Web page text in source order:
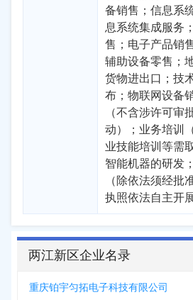
备销售；信息系
息系统集成服务
售；电子产品销
辅助设备零售；
货物进出口；技
布；物联网设备
（不含涉许可审
动）；业务培训
业技能培训等需
智能机器的研发
（除依法须经批
执照依法自主开
两江新区企业名录
重庆铂宇匀拓电子科技有限公司